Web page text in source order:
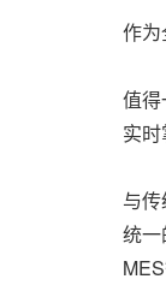
作
值
实
与
统